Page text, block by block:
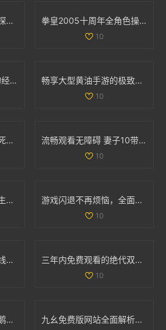
意大利火热文化盛宴：探索美食、艺术与历史的独特魅力 拳皇2005十周年全角色操作技巧详解与摇杆指南
10
追忆1980年美国游轮的经典魅力与航海风情 畅享大型黄油手游的极致体验，探索IOS平台新世界
10
深度解析《暗黑不朽》死灵法师召唤流装备与技能全套攻略 流畅观看无障碍 妻子10带你畅享高清电视精彩内容
10
探秘九龙城寨：围攻与生存的传奇故事免费观看版 游戏闪退不再烦恼，全面解析处理技巧与方法
10
少女电影高清完整版在线免费观看，畅享视觉盛宴 三年内免费观看的绝代双骄电影和动漫大全汇总
10
暗区突围攻略：寻访大鹅农场首领位置详解 九幺免费版网站全面解析nbaoffice68ios功能与使用体验